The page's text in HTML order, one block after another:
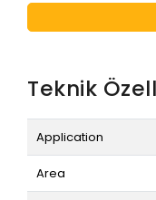
Teknik
Application
Area